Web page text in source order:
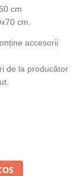
cm
cm.
accesorii
de la producător